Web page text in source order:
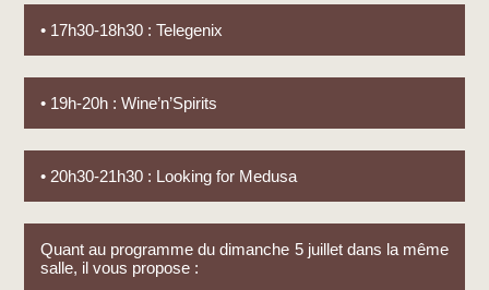
• 17h30-18h30 : Telegenix
• 19h-20h : Wine’n’Spirits
• 20h30-21h30 : Looking for Medusa
Quant au programme du dimanche 5 juillet dans la même
salle, il vous propose :